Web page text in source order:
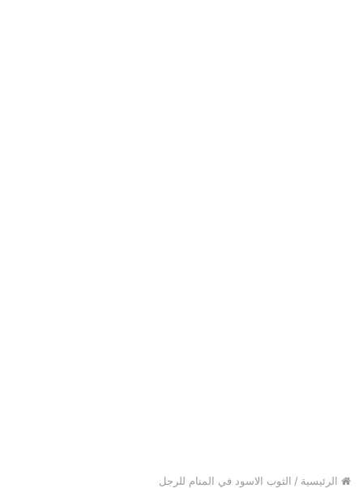
الرئيسية / الثوب الاسود في المنام للرجل